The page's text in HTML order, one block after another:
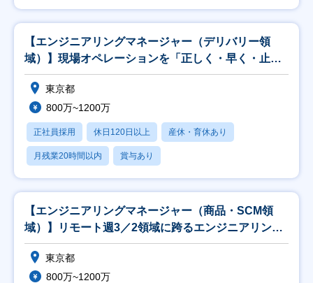
【エンジニアリングマネージャー（デリバリー領
域）】現場オペレーションを「正しく・早く・止ま
らず」回す
東京都
800万~1200万
正社員採用 休日120日以上 産休・育休あり
月残業20時間以内 賞与あり
【エンジニアリングマネージャー（商品・SCM領
域）】リモート週3／2領域に跨るエンジニアリング
を統括
東京都
800万~1200万